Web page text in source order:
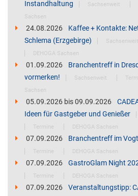
Instandhaltung Sachsenweit
Sachsen
24.08.2026
Kaffee + Kontakte:
Schlema (Erzgebirge)
Sachsenweit
DEHOGA Sachsen
01.09.2026
Branchentreff in
vormerken!
Sachsenweit
Sachsen
05.09.2026 bis09.09.2026
Ideen für Gastgeber und Genießer
Termine
DEHOGA Sachsen
07.09.2026 Branchentreff im
Termine
DEHOGA Sachsen
07.09.2026 GastroGlam Night
Termine
DEHOGA Sachsen
07.09.2026 Veranstaltungstipp: